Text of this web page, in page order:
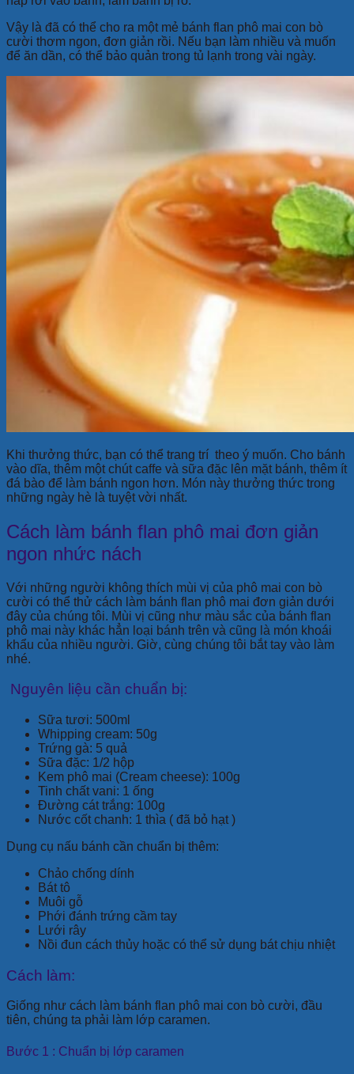
Vậy là đã có thể cho ra một mẻ bánh flan phô mai con bò
cười thơm ngon, đơn giản rồi. Nếu bạn làm nhiều và muốn
để ăn dần, có thể bảo quản trong tủ lạnh trong vài ngày.
Khi thưởng thức, bạn có thể trang trí theo ý muốn. Cho bánh
vào dĩa, thêm một chút caffe và sữa đặc lên mặt bánh, thêm ít
đá bào để làm bánh ngon hơn. Món này thưởng thức trong
những ngày hè là tuyệt vời nhất.
Cách làm bánh flan phô mai đơn giản
ngon nhức nách
Với những người không thích mùi vị của phô mai con bò
cười có thể thử cách làm bánh flan phô mai đơn giản dưới
đây của chúng tôi. Mùi vị cũng như màu sắc của bánh flan
phô mai này khác hẳn loại bánh trên và cũng là món khoái
khẩu của nhiều người. Giờ, cùng chúng tôi bắt tay vào làm
nhé.
Nguyên liệu cần chuẩn bị:
Sữa tươi: 500ml
Whipping cream: 50g
Trứng gà: 5 quả
Sữa đặc: 1/2 hộp
Kem phô mai (Cream cheese): 100g
Tinh chất vani: 1 ống
Đường cát trắng: 100g
Nước cốt chanh: 1 thìa ( đã bỏ hạt )
Dụng cụ nấu bánh cần chuẩn bị thêm:
Chảo chống dính
Bát tô
Muôi gỗ
Phới đánh trứng cầm tay
Lưới rây
Nồi đun cách thủy hoặc có thể sử dụng bát chịu nhiệt
Cách làm:
Giống như cách làm bánh flan phô mai con bò cười, đầu
tiên, chúng ta phải làm lớp caramen.
Bước 1 : Chuẩn bị lớp caramen